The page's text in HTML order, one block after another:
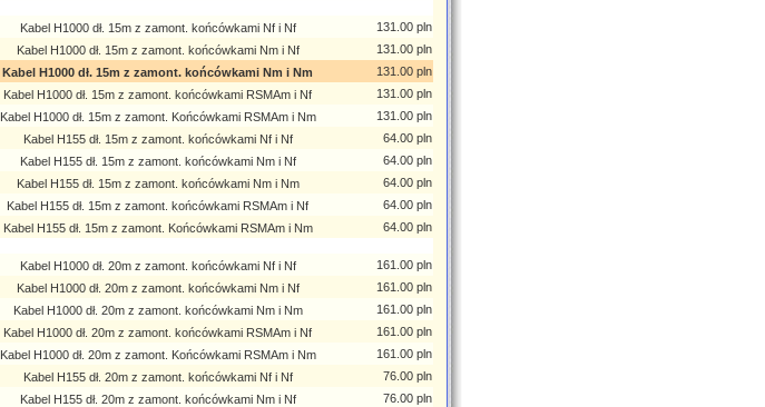
Kabel H1000 dł. 15m z zamont. końcówkami Nf i Nf 131.00 pln
Kabel H1000 dł. 15m z zamont. końcówkami Nm i Nf 131.00 pln
Kabel H1000 dł. 15m z zamont. końcówkami Nm i Nm 131.00 pln
Kabel H1000 dł. 15m z zamont. końcówkami RSMAm i Nf 131.00 pln
Kabel H1000 dł. 15m z zamont. Końcówkami RSMAm i Nm 131.00 pln
Kabel H155 dł. 15m z zamont. końcówkami Nf i Nf 64.00 pln
Kabel H155 dł. 15m z zamont. końcówkami Nm i Nf 64.00 pln
Kabel H155 dł. 15m z zamont. końcówkami Nm i Nm 64.00 pln
Kabel H155 dł. 15m z zamont. końcówkami RSMAm i Nf 64.00 pln
Kabel H155 dł. 15m z zamont. Końcówkami RSMAm i Nm
64.00 pln
Kabel H1000 dł. 20m z zamont. końcówkami Nf i Nf 161.00 pln
Kabel H1000 dł. 20m z zamont. końcówkami Nm i Nf 161.00 pln
Kabel H1000 dł. 20m z zamont. końcówkami Nm i Nm 161.00 pln
Kabel H1000 dł. 20m z zamont. końcówkami RSMAm i Nf 161.00 pln
Kabel H1000 dł. 20m z zamont. Końcówkami RSMAm i Nm 161.00 pln
Kabel H155 dł. 20m z zamont. końcówkami Nf i Nf 76.00 pln
Kabel H155 dł. 20m z zamont. końcówkami Nm i Nf 76.00 pln